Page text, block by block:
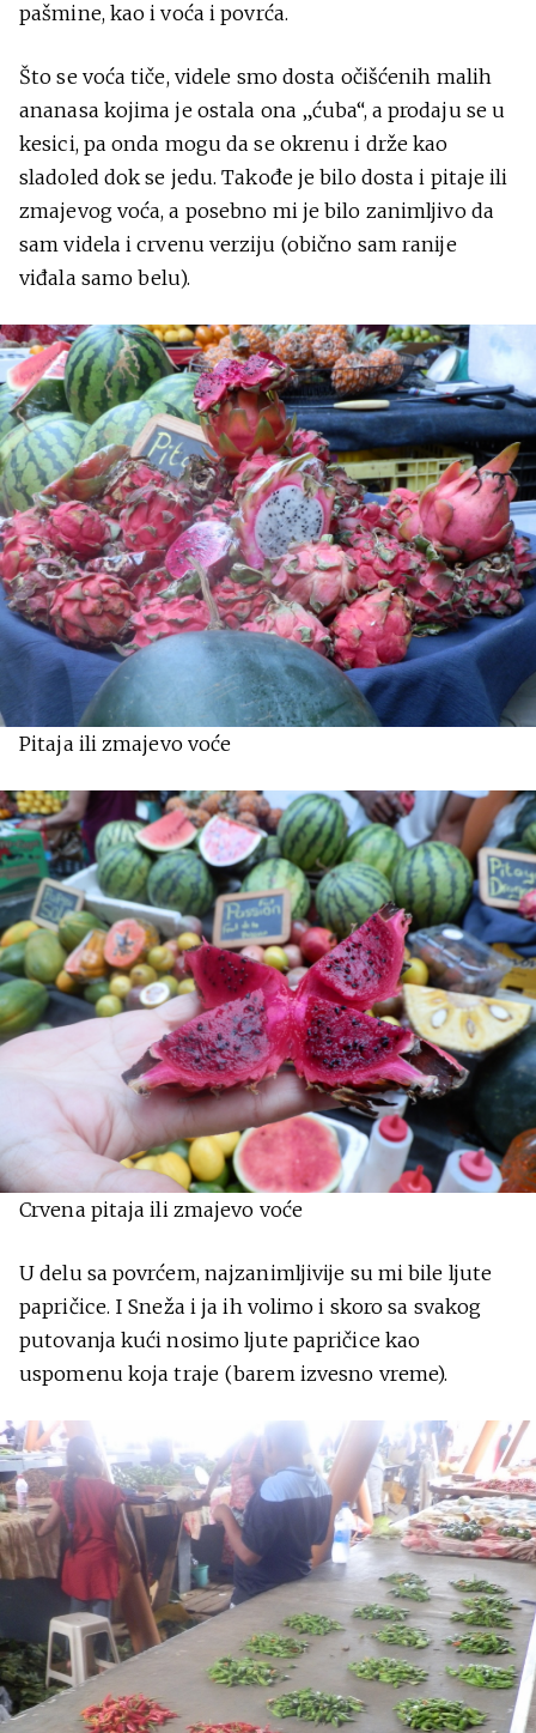
pašmine, kao i voća i povrća.
Što se voća tiče, videle smo dosta očišćenih malih
ananasa kojima je ostala ona „ćuba“, a prodaju se u
kesici, pa onda mogu da se okrenu i drže kao
sladoled dok se jedu. Takođe je bilo dosta i pitaje ili
zmajevog voća, a posebno mi je bilo zanimljivo da
sam videla i crvenu verziju (obično sam ranije
viđala samo belu).
Pitaja ili zmajevo voće
Crvena pitaja ili zmajevo voće
U delu sa povrćem, najzanimljivije su mi bile ljute
papričice. I Sneža i ja ih volimo i skoro sa svakog
putovanja kući nosimo ljute papričice kao
uspomenu koja traje (barem izvesno vreme).